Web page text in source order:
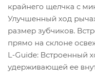
крайнего щелчка с
Улучшенный ход
размер зубчиков.
прямо на склоне
L-Guide: Встроенный
удерживающей ее